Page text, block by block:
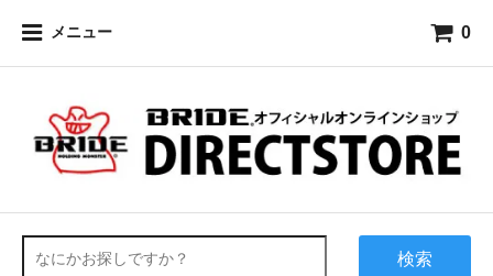
メニュー 0
検索